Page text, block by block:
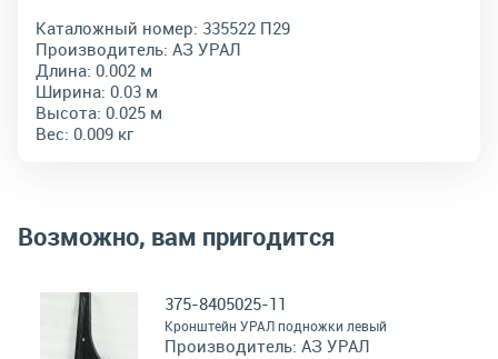
Каталожный номер: 335522 П29
Производитель: АЗ УРАЛ
Длина: 0.002 м
Ширина: 0.03 м
Высота: 0.025 м
Вес: 0.009 кг
Возможно, вам пригодится
375-8405025-11
Кронштейн УРАЛ подножки левый
Производитель: АЗ УРАЛ